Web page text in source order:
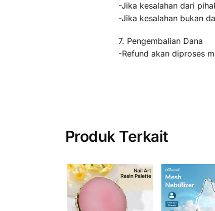
-Jika kesalahan dari
-Jika kesalahan bukan
7. Pengembalian Dana
-Refund akan diproses
Produk Terkait